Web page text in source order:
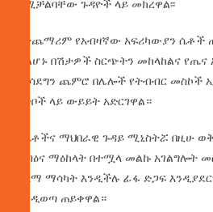
በሚቻልባቸው ጉዳዮች ላይ መክረዋል፡፡
በተጨማሪም የአብዛኛው አፍሪካውያን ሴቶች
ያልሆኑ በሽታዎች ስርጭትን መከላከልና የጤና
ማሳደግን ጨምሮ በሌሎች የትብብር መስኮች
ነጥቦች ላይ ውይይት አድርገዋል።
የሴቶችና ማህበራዊ ጉዳይ ሚኒስትሯ በዚሁ
ሰብዕና ማዕከላት በተሟላ መልኩ አገልግሎት
ዓላማ ማሳካት እንዲችሉ ፊፋ ድጋፍ
እንዲወጣ ጠይቀዋል።